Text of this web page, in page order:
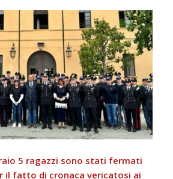
5 ragazzi sono stati fermati
il fatto di cronaca vericatosi ai